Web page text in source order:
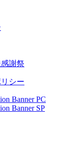
謝祭
シー